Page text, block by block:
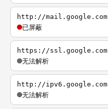
http://mail.google.com
已屏蔽
https://ssl.google.com
无法解析
http://ipv6.google.com
无法解析